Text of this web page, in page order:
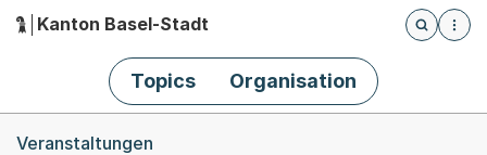
Hauptnavigation
Kanton Basel-Stadt
Öffnet
Topics Organisation
Veranstaltungen